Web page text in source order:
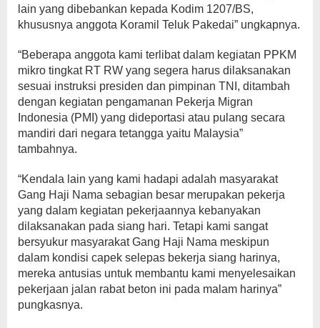
lain yang dibebankan kepada Kodim 1207/BS,
khususnya anggota Koramil Teluk Pakedai” ungkapnya.
“Beberapa anggota kami terlibat dalam kegiatan PPKM
mikro tingkat RT RW yang segera harus dilaksanakan
sesuai instruksi presiden dan pimpinan TNI, ditambah
dengan kegiatan pengamanan Pekerja Migran
Indonesia (PMI) yang dideportasi atau pulang secara
mandiri dari negara tetangga yaitu Malaysia”
tambahnya.
“Kendala lain yang kami hadapi adalah masyarakat
Gang Haji Nama sebagian besar merupakan pekerja
yang dalam kegiatan pekerjaannya kebanyakan
dilaksanakan pada siang hari. Tetapi kami sangat
bersyukur masyarakat Gang Haji Nama meskipun
dalam kondisi capek selepas bekerja siang harinya,
mereka antusias untuk membantu kami menyelesaikan
pekerjaan jalan rabat beton ini pada malam harinya”
pungkasnya.